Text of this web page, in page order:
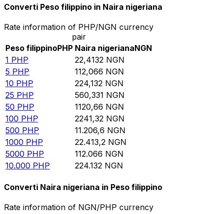
Converti Peso filippino in Naira nigeriana
Rate information of PHP/NGN currency
pair
Peso filippinoPHP Naira nigerianaNGN
1 PHP 22,4132 NGN
5 PHP 112,066 NGN
10 PHP 224,132 NGN
25 PHP 560,331 NGN
50 PHP 1120,66 NGN
100 PHP 2241,32 NGN
500 PHP 11.206,6 NGN
1000 PHP 22.413,2 NGN
5000 PHP 112.066 NGN
10.000 PHP 224.132 NGN
Converti Naira nigeriana in Peso filippino
Rate information of NGN/PHP currency